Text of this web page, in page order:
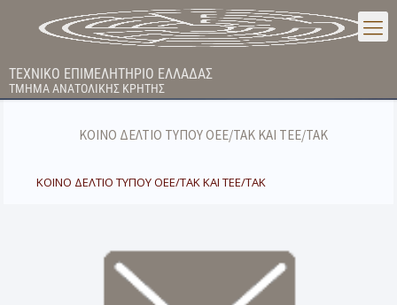
ΤΕΧΝΙΚΟ ΕΠΙΜΕΛΗΤΗΡΙΟ ΕΛΛΑΔΑΣ
ΤΜΗΜΑ ΑΝΑΤΟΛΙΚΗΣ ΚΡΗΤΗΣ
ΚΟΙΝΟ ΔΕΛΤΙΟ ΤΥΠΟΥ ΟΕΕ/ΤΑΚ ΚΑΙ ΤΕΕ/ΤΑΚ
ΚΟΙΝΟ ΔΕΛΤΙΟ ΤΥΠΟΥ ΟΕΕ/ΤΑΚ ΚΑΙ ΤΕΕ/ΤΑΚ